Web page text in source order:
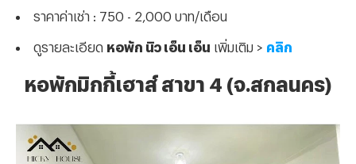
ราคาค่าเช่า : 750 - 2,000 บาท/เดือน
ดูรายละเอียด หอพัก นิว เอ็น เอ็น เพิ่มเติม > คลิก
หอพักมิกกี้เฮาส์ สาขา 4 (จ.สกลนคร)